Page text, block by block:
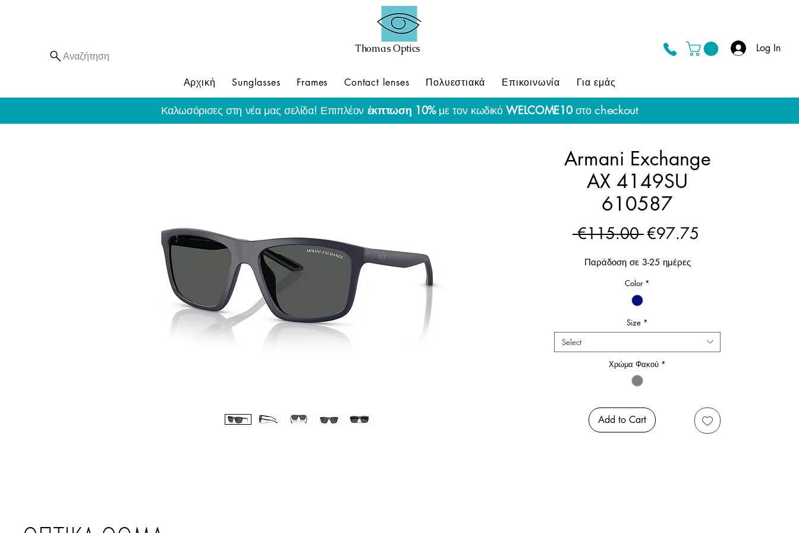
Αναζήτηση
Thomas Optics Log In
Αρχική Sunglasses Frames Contact lenses Πολυεστιακά Επικοινωνία Για εμάς
Καλωσόρισες στη νέα μας σελίδα! Επιπλέον έκπτωση 10%με τον κωδικόWELCOME10στοcheckout
Armani Exchange
AX 4149SU
610587
€115.00 Regular
€97.75
Παράδοση σε 3-25 ημέρες
Color *
Size *
Select
Χρώμα Φακού *
Add to Cart